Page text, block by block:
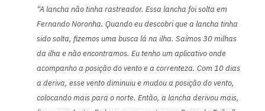
“A lancha não tinha rastreador. Essa lancha foi solta em
Fernando Noronha. Quando eu descobri que a lancha tinha
sido solta, fizemos uma busca lá na ilha. Saímos 30 milhas
da ilha e não encontramos. Eu tenho um aplicativo onde
acompanho a posição do vento e a correnteza. Com 10 dias
a deriva, esse vento diminuiu e mudou a posição do vento,
colocando mais para o norte. Então, a lancha derivou mais,